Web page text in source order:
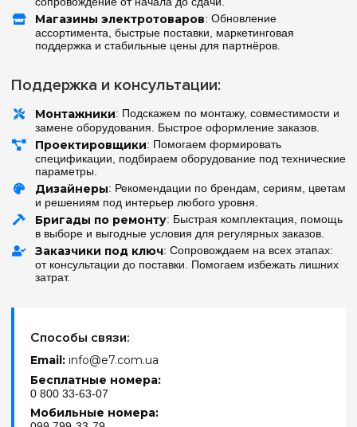
Магазины электротоваров: Обновление
ассортимента, быстрые поставки, маркетинговая
поддержка и стабильные цены для партнёров.
Поддержка и консультации:
Монтажники: Подскажем по монтажу, совместимости и
замене оборудования. Быстрое оформление заказов.
Проектировщики: Помогаем формировать
спецификации, подбираем оборудование под технические
параметры.
Дизайнеры: Рекомендации по брендам, сериям, цветам
и решениям под интерьер любого уровня.
Бригады по ремонту: Быстрая комплектация, помощь
в выборе и выгодные условия для регулярных заказов.
Заказчики под ключ: Сопровождаем на всех этапах:
от консультации до поставки. Помогаем избежать лишних
затрат.
Способы связи:
Email: info@e7.com.ua
Бесплатные номера:
0 800 33-63-07
Мобильные номера: